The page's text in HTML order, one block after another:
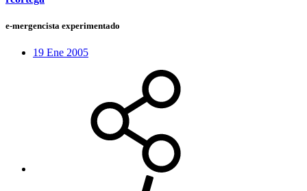
e-mergencista experimentado
19 Ene 2005